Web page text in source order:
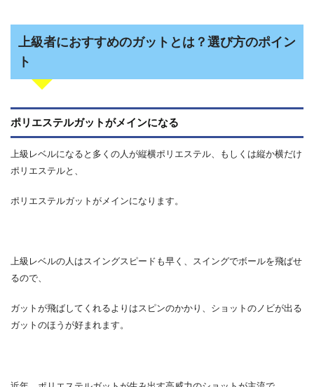
上級者におすすめのガットとは？選び方のポイン
ト
ポリエステルガットがメインになる
上級レベルになると多くの人が縦横ポリエステル、もしくは縦か横だけ
ポリエステルと、
ポリエステルガットがメインになります。
上級レベルの人はスイングスピードも早く、スイングでボールを飛ばせ
るので、
ガットが飛ばしてくれるよりはスピンのかかり、ショットのノビが出る
ガットのほうが好まれます。